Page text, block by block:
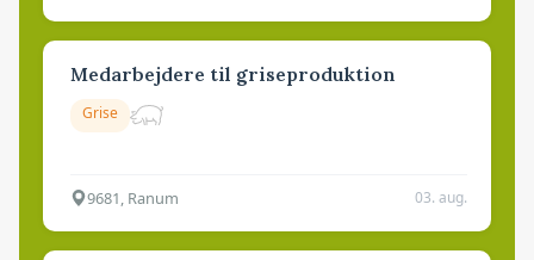
Medarbejdere til griseproduktion
Grise
9681, Ranum 03. aug.